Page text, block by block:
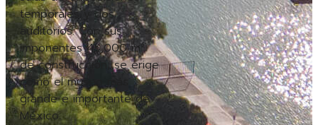
temporales y dos
auditorios. Con sus
imponentes 45,000 m²
de construcción, se erige
como el museo más
grande e importante de
México.